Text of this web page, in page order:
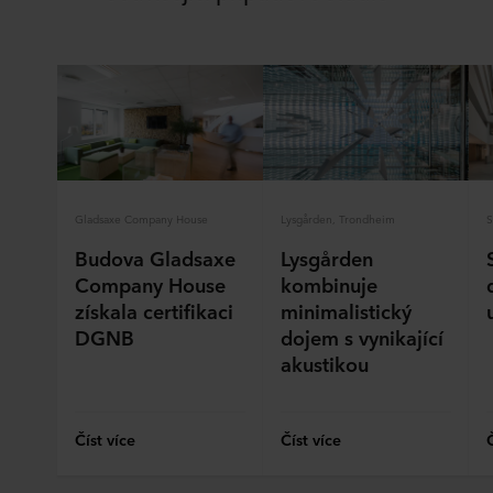
Gladsaxe Company House
Budova Gladsaxe
Company House
získala certifikaci
DGNB
Číst více
Lysgården, Trondheim
Lysgården
kombinuje
minimalistický
dojem s vynikající
akustikou
Číst více